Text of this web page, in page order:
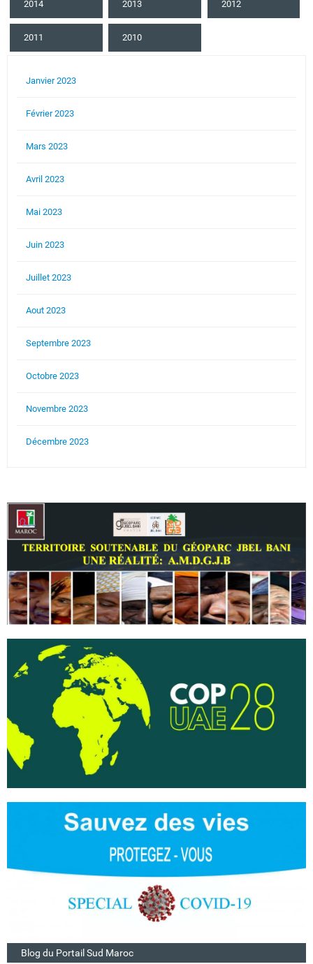
2014 2013 2012
2011 2010
Janvier 2023
Février 2023
Mars 2023
Avril 2023
Mai 2023
Juin 2023
Juillet 2023
Aout 2023
Septembre 2023
Octobre 2023
Novembre 2023
Décembre 2023
Blog du Portail Sud Maroc